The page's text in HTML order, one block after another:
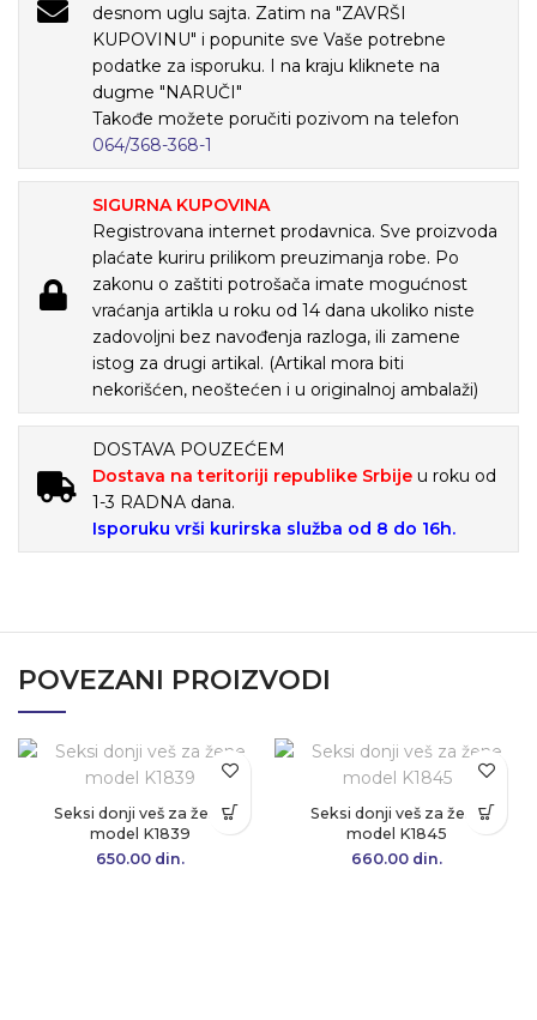
desnom uglu sajta. Zatim na "ZAVRŠI
KUPOVINU" i popunite sve Vaše potrebne
podatke za isporuku. I na kraju kliknete na
dugme "NARUČI"
Takođe možete poručiti pozivom na telefon
064/368-368-1
SIGURNA KUPOVINA
Registrovana internet prodavnica. Sve proizvoda
plaćate kuriru prilikom preuzimanja robe. Po
zakonu o zaštiti potrošača imate mogućnost
vraćanja artikla u roku od 14 dana ukoliko niste
zadovoljni bez navođenja razloga, ili zamene
istog za drugi artikal. (Artikal mora biti
nekorišćen, neoštećen i u originalnoj ambalaži)
DOSTAVA POUZEĆEM
Dostava na teritoriji republike Srbije u roku od
1-3 RADNA dana.
Isporuku vrši kurirska služba od 8 do 16h.
POVEZANI PROIZVODI
Seksi donji veš za žene
model K1839
650.00 din.
Seksi donji veš za žene
model K1845
660.00 din.